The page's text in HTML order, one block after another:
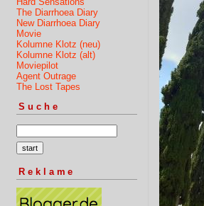
The Diarrhoea Diary
New Diarrhoea Diary
Movie
Kolumne Klotz (neu)
Kolumne Klotz (alt)
Moviepilot
Agent Outrage
The Lost Tapes
Suche
Reklame